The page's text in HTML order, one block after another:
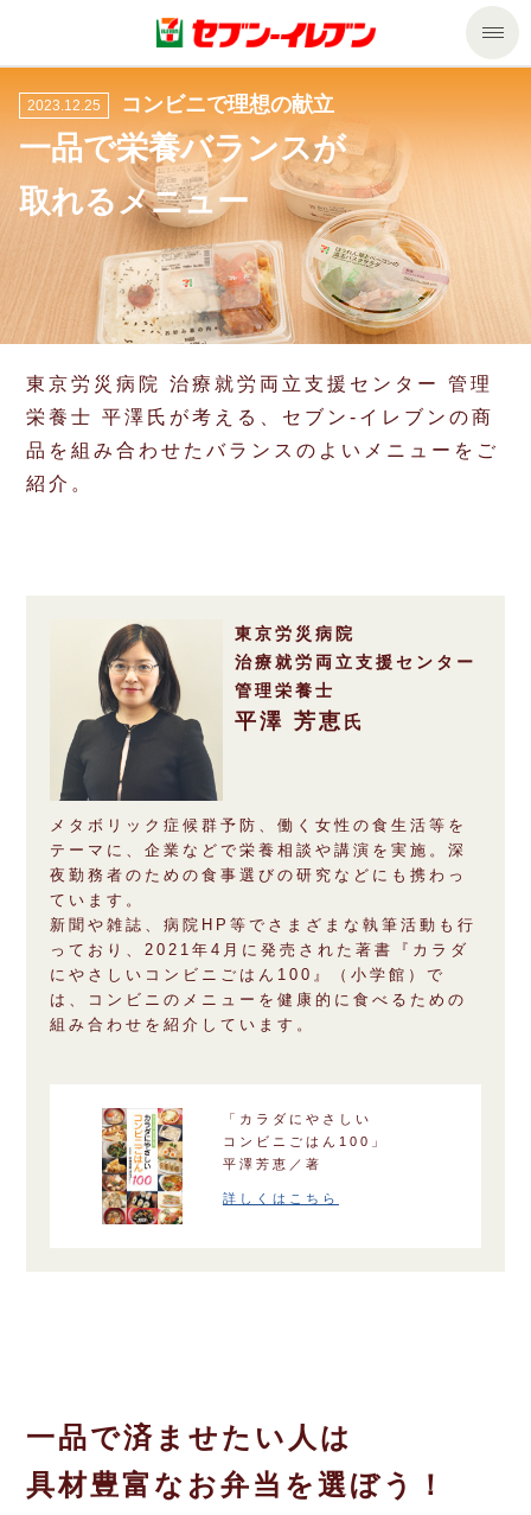
商品のご案内
商品のご案内トップ
今週の新商品
来週の新商品
セブンプレミアム
食の安全・安心への取組み
プリペイドカード・金券
ニンテンドー・ダウンロードカード
セール・キャンペーン
サービス
サービストップ
マルチコピー機でできること
マルチコピー機でできることトップ
ファクス
チケット
プリペイドサービス
スポーツ振興くじ
行政サービス
学び・教育
便利なサービス
切手・はがき・印紙
セブン銀行ATM
ご利用可能なお支払い方法
各種料金のお支払い
スマホプリペイド
レジでApple Accountにチャージ
オンラインフォトサービス
宅配ロッカー（店舗限定）
自転車シェアリング（店舗限定）
荷物預かりサービス「ecbocloakエクボクローク」（店舗限定）
パウダースペース ラブン（店舗限定）
セブンチケット
チケットぴあ
イープラス
CNプレイガイド
JTB
セブン‐イレブンでお受取り
タワーレコード
セブンネットショッピング
停電時のサービス停止のお知らせ
企業情報
貸借対照表・損益計算書
国内店舗数
売上高、店舗数推移
セブン‐イレブンの海外事業
データで見るセブン‐イレブン
セブン-イレブンの横顔
私たちの取組み
サステナビリティ
サステナビリティ活動基本方針
サステナビリティ推進体制
GREEN CHALLENGE 2050
4VISIONS
サステナビリティニュース
サステナビリティレポート
報告書ライブラリー
アルバイト情報 採用情報
店舗検索
ネットショッピング
お問い合わせ
Language
English (Corporate)
English (Services)
中文[繁體字](服務)
简体中文(服务)
한국어(서비스)
2023.12.25 コンビニで理想の献立
一品で栄養バランスが
取れるメニュー
東京労災病院 治療就労両立支援センター 管理
栄養士 平澤氏が考える、セブン‐イレブンの商
品を組み合わせたバランスのよいメニューをご
紹介。
東京労災病院
治療就労両立支援センター
管理栄養士
平澤 芳恵 氏
メタボリック症候群予防、働く女性の食生活等を
テーマに、企業などで栄養相談や講演を実施。深
夜勤務者のための食事選びの研究などにも携わっ
ています。
新聞や雑誌、病院HP等でさまざまな執筆活動も行
っており、2021年4月に発売された著書『カラダ
にやさしいコンビニごはん100』（小学館）で
は、コンビニのメニューを健康的に食べるための
組み合わせを紹介しています。
「カラダにやさしい
コンビニごはん100」
平澤芳恵／著
詳しくはこちら
一品で済ませたい人は
具材豊富なお弁当を選ぼう！